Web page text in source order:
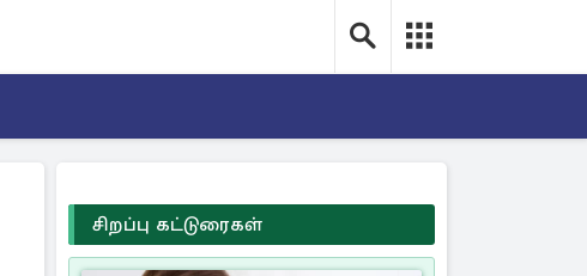
சிறப்பு கட்டுரைகள்